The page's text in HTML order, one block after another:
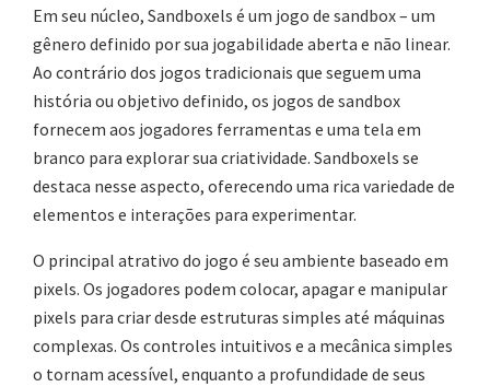
Em seu núcleo, Sandboxels é um jogo de sandbox – um
gênero definido por sua jogabilidade aberta e não linear.
Ao contrário dos jogos tradicionais que seguem uma
história ou objetivo definido, os jogos de sandbox
fornecem aos jogadores ferramentas e uma tela em
branco para explorar sua criatividade. Sandboxels se
destaca nesse aspecto, oferecendo uma rica variedade de
elementos e interações para experimentar.
O principal atrativo do jogo é seu ambiente baseado em
pixels. Os jogadores podem colocar, apagar e manipular
pixels para criar desde estruturas simples até máquinas
complexas. Os controles intuitivos e a mecânica simples
o tornam acessível, enquanto a profundidade de seus